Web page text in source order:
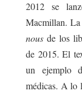
2012 se
Macmillan.
nous de los
de 2015. El
un ejemplo
médicas. A lo